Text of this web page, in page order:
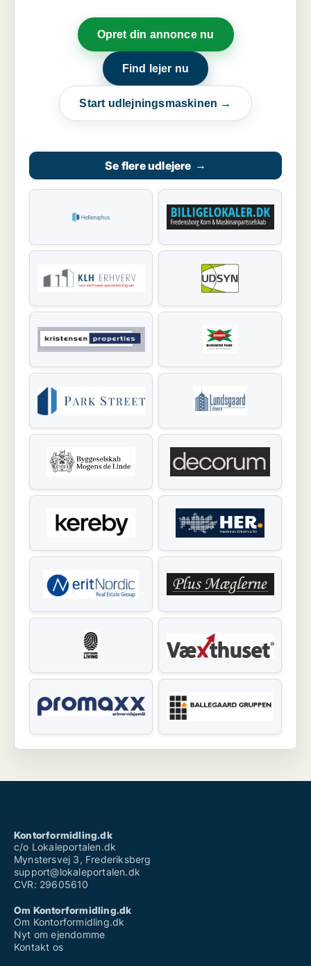
Opret din annonce nu
Find lejer nu
Start udlejningsmaskinen →
Se flere udlejere →
Kontorformidling.dk
c/o Lokaleportalen.dk
Mynstersvej 3, Frederiksberg
support@lokaleportalen.dk
CVR: 29605610
Om Kontorformidling.dk
Om Kontorformidling.dk
Nyt om ejendomme
Kontakt os